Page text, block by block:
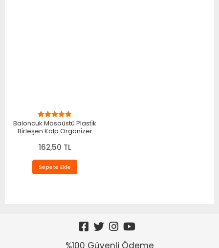
Baloncuk Masaüstü Plasti̇k
Bi̇rleşen Kalp Organi̇zer
Dekoratif Ürün 14 - 17 CM
162,50 TL
Sepete Ekle
%100 Güvenli Ödeme